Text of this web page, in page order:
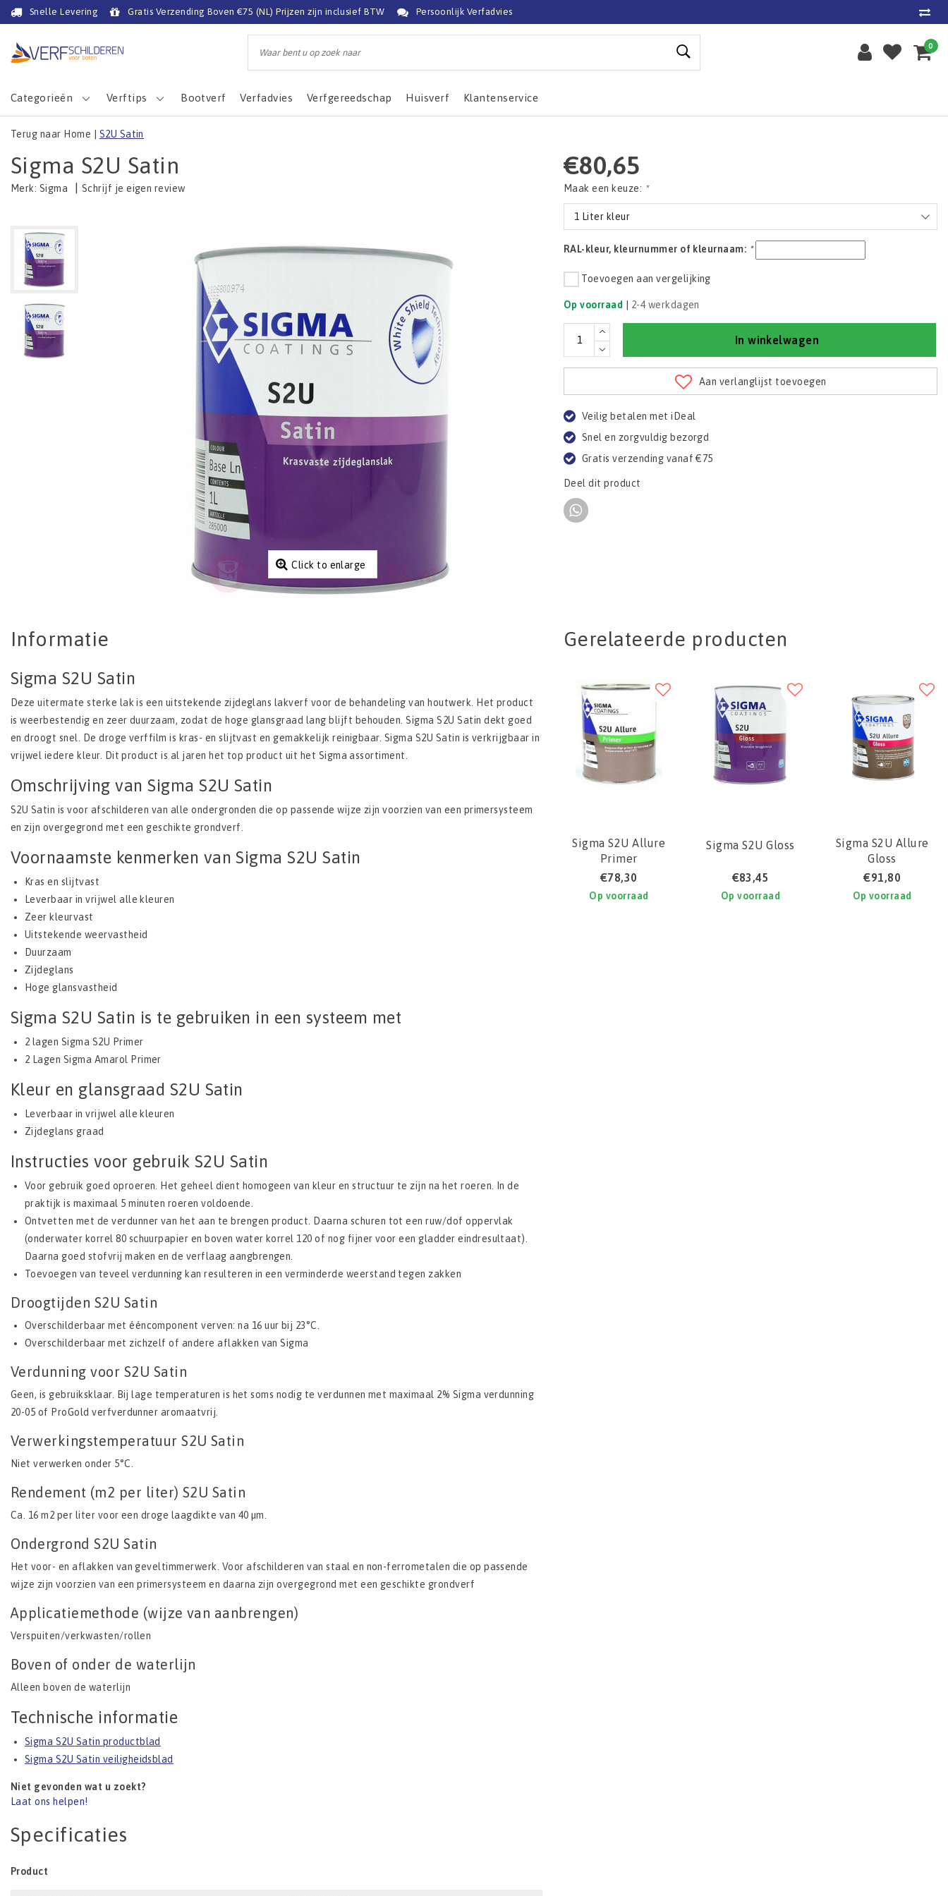
Snelle Levering Gratis Verzending Boven €75 (NL) Prijzen zijn inclusief BTW Persoonlijk Verfadvies
0
Categorieën Verftips Bootverf Verfadvies Verfgereedschap Huisverf Klantenservice
Terug naar Home S2U Satin
Sigma S2U Satin
Merk: Sigma Schrijf je eigen review
Click to enlarge
€80,65
Maak een keuze: *
1 Liter kleur
RAL-kleur, kleurnummer of kleurnaam: *
Toevoegen aan vergelijking
Op voorraad | 2-4 werkdagen
In winkelwagen
Aan verlanglijst toevoegen
Veilig betalen met iDeal
Snel en zorgvuldig bezorgd
Gratis verzending vanaf €75
Deel dit product
Informatie
Sigma S2U Satin
Deze uitermate sterke lak is een uitstekende zijdeglans lakverf voor de behandeling van houtwerk. Het product
is weerbestendig en zeer duurzaam, zodat de hoge glansgraad lang blijft behouden. Sigma S2U Satin dekt goed
en droogt snel. De droge verffilm is kras- en slijtvast en gemakkelijk reinigbaar. Sigma S2U Satin is verkrijgbaar in
vrijwel iedere kleur. Dit product is al jaren het top product uit het Sigma assortiment.
Omschrijving van Sigma S2U Satin
S2U Satin is voor afschilderen van alle ondergronden die op passende wijze zijn voorzien van een primersysteem
en zijn overgegrond met een geschikte grondverf.
Voornaamste kenmerken van Sigma S2U Satin
Kras en slijtvast
Leverbaar in vrijwel alle kleuren
Zeer kleurvast
Uitstekende weervastheid
Duurzaam
Zijdeglans
Hoge glansvastheid
Sigma S2U Satin is te gebruiken in een systeem met
2 lagen Sigma S2U Primer
2 Lagen Sigma Amarol Primer
Kleur en glansgraad S2U Satin
Leverbaar in vrijwel alle kleuren
Zijdeglans graad
Instructies voor gebruik S2U Satin
Voor gebruik goed oproeren. Het geheel dient homogeen van kleur en structuur te zijn na het roeren. In de
praktijk is maximaal 5 minuten roeren voldoende.
Ontvetten met de verdunner van het aan te brengen product. Daarna schuren tot een ruw/dof oppervlak
(onderwater korrel 80 schuurpapier en boven water korrel 120 of nog fijner voor een gladder eindresultaat).
Daarna goed stofvrij maken en de verflaag aangbrengen.
Toevoegen van teveel verdunning kan resulteren in een verminderde weerstand tegen zakken
Droogtijden S2U Satin
Overschilderbaar met ééncomponent verven: na 16 uur bij 23°C.
Overschilderbaar met zichzelf of andere aflakken van Sigma
Verdunning voor S2U Satin
Geen, is gebruiksklaar. Bij lage temperaturen is het soms nodig te verdunnen met maximaal 2% Sigma verdunning
20-05 of ProGold verfverdunner aromaatvrij.
Verwerkingstemperatuur S2U Satin
Niet verwerken onder 5°C.
Rendement (m2 per liter) S2U Satin
Ca. 16 m2 per liter voor een droge laagdikte van 40 µm.
Ondergrond S2U Satin
Het voor- en aflakken van geveltimmerwerk. Voor afschilderen van staal en non-ferrometalen die op passende
wijze zijn voorzien van een primersysteem en daarna zijn overgegrond met een geschikte grondverf
Applicatiemethode (wijze van aanbrengen)
Verspuiten/verkwasten/rollen
Boven of onder de waterlijn
Alleen boven de waterlijn
Technische informatie
Sigma S2U Satin productblad
Sigma S2U Satin veiligheidsblad
Niet gevonden wat u zoekt?
Laat ons helpen!
Specificaties
Product
Gerelateerde producten
Sigma S2U Allure
Primer
€78,30
Op voorraad
Sigma S2U Gloss
€83,45
Op voorraad
Sigma S2U Allure
Gloss
€91,80
Op voorraad